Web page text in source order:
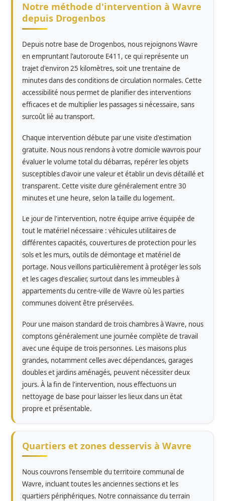
Notre méthode d'intervention à Wavre
depuis Drogenbos
Depuis notre base de Drogenbos, nous rejoignons Wavre
en empruntant l'autoroute E411, ce qui représente un
trajet d'environ 25 kilomètres, soit une trentaine de
minutes dans des conditions de circulation normales. Cette
accessibilité nous permet de planifier des interventions
efficaces et de multiplier les passages si nécessaire, sans
surcoût lié au transport.
Chaque intervention débute par une visite d'estimation
gratuite. Nous nous rendons à votre domicile wavrois pour
évaluer le volume total du débarras, repérer les objets
susceptibles d'avoir une valeur et établir un devis détaillé et
transparent. Cette visite dure généralement entre 30
minutes et une heure, selon la taille du logement.
Le jour de l'intervention, notre équipe arrive équipée de
tout le matériel nécessaire : véhicules utilitaires de
différentes capacités, couvertures de protection pour les
sols et les murs, outils de démontage et matériel de
portage. Nous veillons particulièrement à protéger les sols
et les cages d'escalier, surtout dans les immeubles à
appartements du centre-ville de Wavre où les parties
communes doivent être préservées.
Pour une maison standard de trois chambres à Wavre, nous
comptons généralement une journée complète de travail
avec une équipe de trois personnes. Les maisons plus
grandes, notamment celles avec dépendances, garages
doubles et jardins aménagés, peuvent nécessiter deux
jours. À la fin de l'intervention, nous effectuons un
nettoyage de base pour laisser les lieux dans un état
propre et présentable.
Quartiers et zones desservis à Wavre
Nous couvrons l'ensemble du territoire communal de
Wavre, incluant toutes les anciennes sections et les
quartiers périphériques. Notre connaissance du terrain